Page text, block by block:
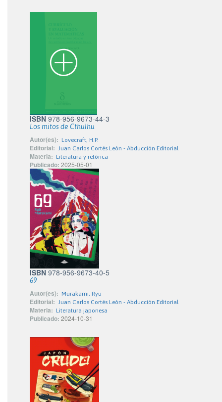
ISBN 978-956-9673-44-3
Los mitos de Cthulhu
Autor(es): Lovecraft, H.P.
Editorial: Juan Carlos Cortés León - Abducción Editorial
Materia: Literatura y retórica
Publicado: 2025-05-01
ISBN 978-956-9673-40-5
69
Autor(es): Murakami, Ryu
Editorial: Juan Carlos Cortés León - Abducción Editorial
Materia: Literatura japonesa
Publicado: 2024-10-31